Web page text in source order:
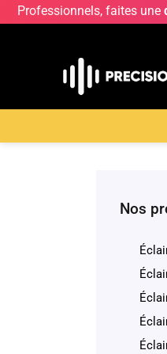
Professionnels, faites une
Nos